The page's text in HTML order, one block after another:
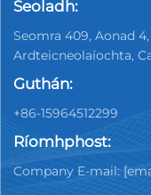
Seoladh:
Seomra 409, Aonad
Ardteicneolaíochta,
Guthán:
+86-15964512299
Ríomhphost:
Company E-mail: